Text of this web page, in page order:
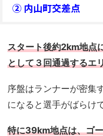
② 内山町交差点
スタート後約2km地点
として３回通過するエ
序盤はランナーが密集
になると選手がばらけ
特に39km地点は、ゴ